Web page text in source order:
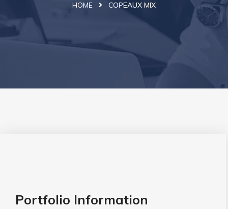
HOME COPEAUX MIX
Portfolio Information